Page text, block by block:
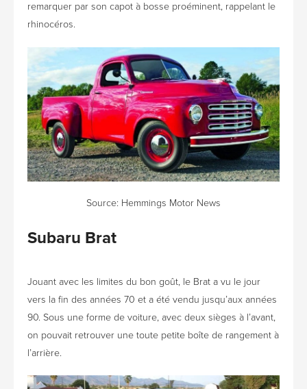
remarquer par son capot à bosse proéminent, rappelant le
rhinocéros.
Source: Hemmings Motor News
Subaru Brat
Jouant avec les limites du bon goût, le Brat a vu le jour
vers la fin des années 70 et a été vendu jusqu’aux années
90. Sous une forme de voiture, avec deux sièges à l’avant,
on pouvait retrouver une toute petite boîte de rangement à
l’arrière.